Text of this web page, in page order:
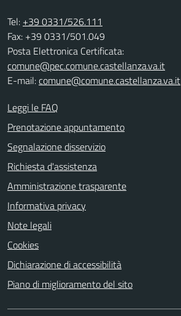
Tel: +39 0331/526.111
Fax: +39 0331/501.049
Posta Elettronica Certificata:
comune@pec.comune.castellanza.va.it
E-mail:comune@comune.castellanza.va.it
Leggi le FAQ
Prenotazione appuntamento
Segnalazione disservizio
Richiesta d'assistenza
Amministrazione trasparente
Informativa privacy
Note legali
Cookies
Dichiarazione di accessibilità
Piano di miglioramento del sito